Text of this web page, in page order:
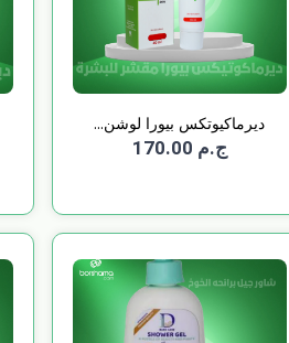
ديرماكيوتكس بيورا لوشن...
ج.م 170.00